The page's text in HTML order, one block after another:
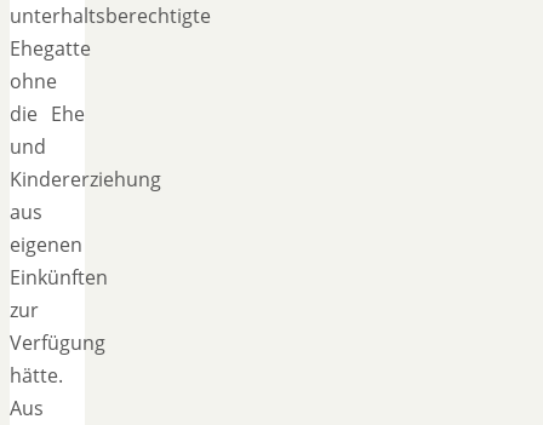
unterhaltsberechtigte
Ehegatte
ohne
die Ehe
und
Kindererziehung
aus
eigenen
Einkünften
zur
Verfügung
hätte.
Aus